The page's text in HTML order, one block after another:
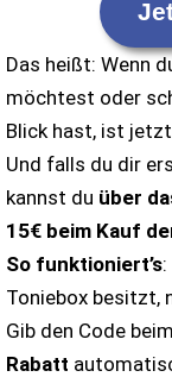
Das heißt: Wenn
möchtest oder
Blick hast, ist
Und falls du dir
kannst du über
15€ beim Kauf
So funktioniert’s
Toniebox besitzt,
Gib den Code
Rabatt